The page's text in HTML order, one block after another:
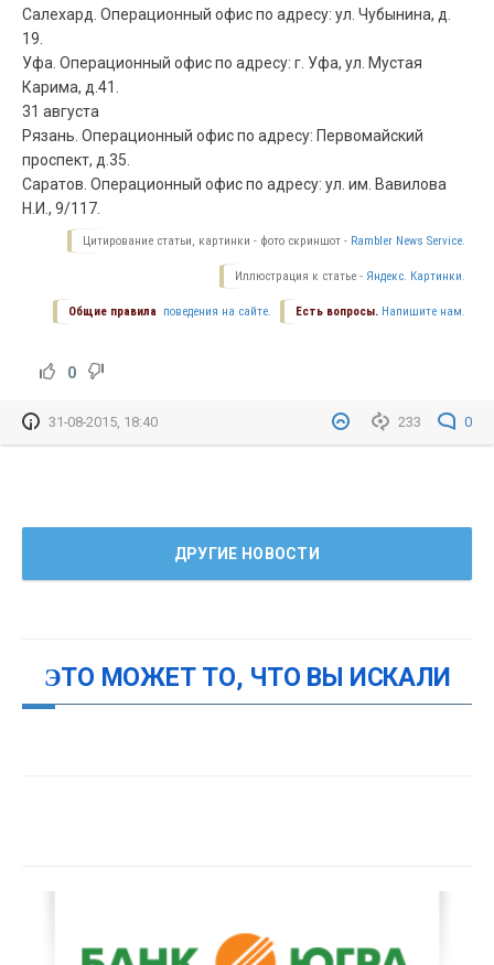
Салехард. Операционный офис по адресу: ул. Чубынина, д.
19.
Уфа. Операционный офис по адресу: г. Уфа, ул. Мустая
Карима, д.41.
31 августа
Рязань. Операционный офис по адресу: Первомайский
проспект, д.35.
Саратов. Операционный офис по адресу: ул. им. Вавилова
Н.И., 9/117.
Цитирование статьи, картинки - фото скриншот - Rambler News Service.
Иллюстрация к статье - Яндекс. Картинки.
Есть вопросы. Напишите нам.
Общие правила поведения на сайте.
0
233 0
31-08-2015, 18:40
ДРУГИЕ НОВОСТИ
ЭТО МОЖЕТ ТО, ЧТО ВЫ ИСКАЛИ